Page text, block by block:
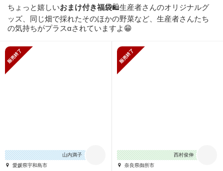
ちょっと嬉しいおまけ付き福袋🛍️生産者さんのオリジナルグ
ッズ、同じ畑で採れたそのほかの野菜など、生産者さんたち
の気持ちがプラスαされていますよ😁
山内満子
愛媛県宇和島市
西村俊伸
奈良県御所市